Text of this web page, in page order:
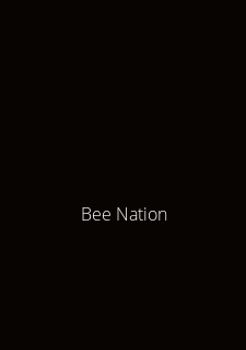
Bee Nation